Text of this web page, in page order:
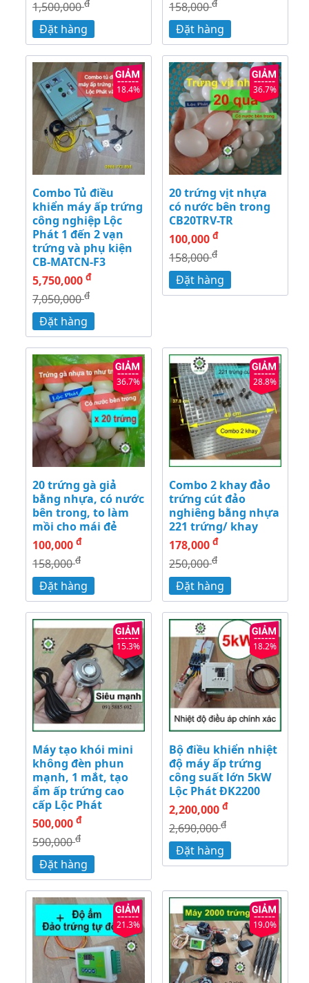
1,500,000đ
Đặt hàng
158,000đ
Đặt hàng
18.4%
Combo Tủ điều
khiển máy ấp trứng
công nghiệp Lộc
Phát 1 đến 2 vạn
trứng và phụ kiện
CB-MATCN-F3
5,750,000 đ
7,050,000đ
Đặt hàng
36.7%
20 trứng vịt nhựa
có nước bên trong
CB20TRV-TR
100,000 đ
158,000đ
Đặt hàng
36.7%
20 trứng gà giả
bằng nhựa, có nước
bên trong, to làm
mồi cho mái đẻ
100,000 đ
158,000đ
Đặt hàng
28.8%
Combo 2 khay đảo
trứng cút đảo
nghiêng bằng nhựa
221 trứng/ khay
178,000 đ
250,000đ
Đặt hàng
15.3%
Máy tạo khói mini
không đèn phun
mạnh, 1 mắt, tạo
ẩm ấp trứng cao
cấp Lộc Phát
500,000 đ
590,000đ
Đặt hàng
18.2%
Bộ điều khiển nhiệt
độ máy ấp trứng
công suất lớn 5kW
Lộc Phát ĐK2200
2,200,000 đ
2,690,000đ
Đặt hàng
21.3% 19.0%